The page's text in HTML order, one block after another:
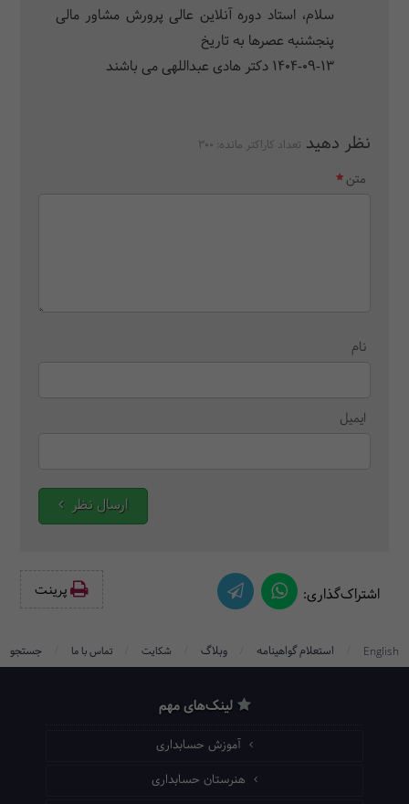
تجزیه و تحلیل صورت‌ها و گزارشات مالی
رویکرد جدید در تحلیل صورت‌های مالی
سلام، استاد دوره آنلاین عالی پرورش مشاور مالی
پنجشنبه عصرها به تاریخ
1404-09-13 دکتر هادی عبداللهی می باشند
نظر دهید تعداد کاراکتر مانده: 300
متن
نام
ایمیل
ارسال نظر
اشتراک‌گذاری: پرینت‌
English استعلام گواهینامه وبلاگ شکایت تماس با ما جستجو
لینک‌های مهم
آموزش حسابداری
هنرستان حسابداری